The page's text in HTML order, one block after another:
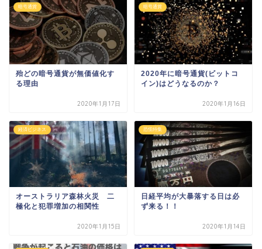
暗号通貨
殆どの暗号通貨が無価値化す
る理由
2020年1月17日
暗号通貨
2020年に暗号通貨(ビットコ
イン)はどうなるのか？
2020年1月16日
経済ビジネス
オーストラリア森林火災 二
極化と犯罪増加の相関性
2020年1月15日
恐慌特集
日経平均が大暴落する日は必
ず来る！！
2020年1月14日